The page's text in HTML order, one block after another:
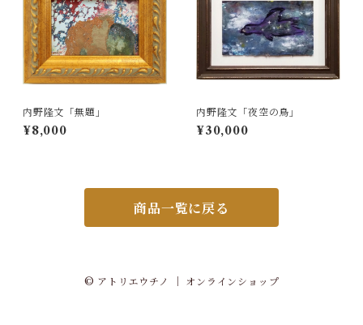
内野隆文「無題」
¥8,000
内野隆文「夜空の鳥」
¥30,000
商品一覧に戻る
© アトリエウチノ ｜ オンラインショップ